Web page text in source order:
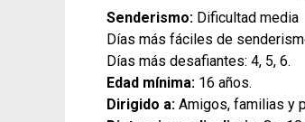
Senderismo: Dificultad media
Días más fáciles de
Días más desafiantes: 4, 5, 6.
Edad mínima: 16 años.
Dirigido a: Amigos, familias y